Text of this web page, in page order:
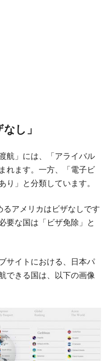
し」
航」には、「アライバル
れます。一方、「電子ビ
り」と分類しています。
るアメリカはビザなしです
要な国は「ビザ免除」と
サイトにおける、日本パ
できる国は、以下の画像